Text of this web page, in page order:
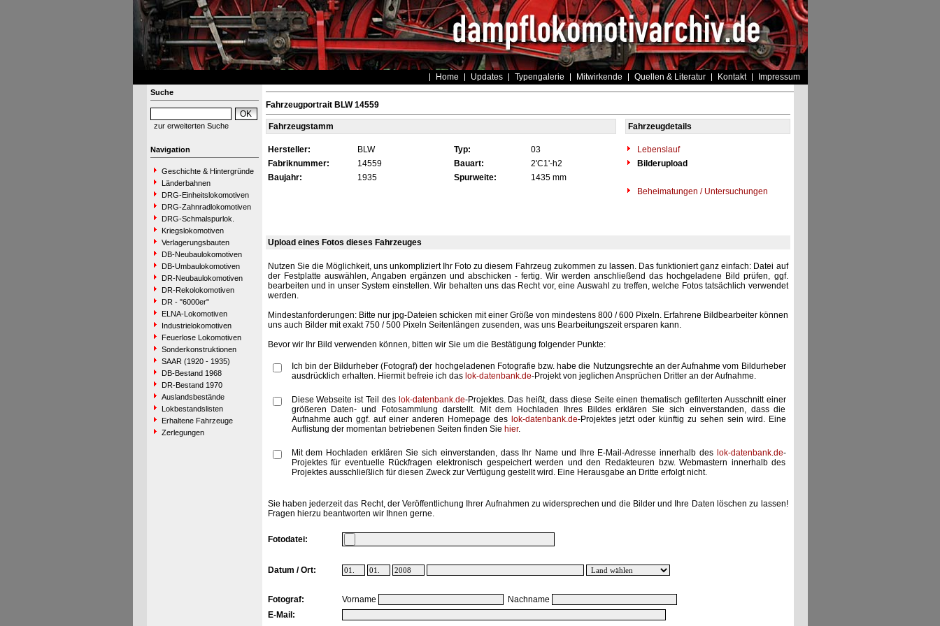
Home Updates Typengalerie Mitwirkende Quellen & Literatur Kontakt Impressum
Suche
zur erweiterten Suche
Navigation
Geschichte & Hintergründe
Länderbahnen
DRG-Einheitslokomotiven
DRG-Zahnradlokomotiven
DRG-Schmalspurlok.
Kriegslokomotiven
Verlagerungsbauten
DB-Neubaulokomotiven
DB-Umbaulokomotiven
DR-Neubaulokomotiven
DR-Rekolokomotiven
DR - "6000er"
ELNA-Lokomotiven
Industrielokomotiven
Feuerlose Lokomotiven
Sonderkonstruktionen
SAAR (1920 - 1935)
DB-Bestand 1968
DR-Bestand 1970
Auslandsbestände
Lokbestandslisten
Erhaltene Fahrzeuge
Zerlegungen
Fahrzeugportrait BLW 14559
Fahrzeugstamm Fahrzeugdetails
Hersteller: BLW Typ: 03
Lebenslauf
Fabriknummer:
14559 Bauart: 2'C1'-h2
Bilderupload
Baujahr:
1935 Spurweite:
1435 mm
Beheimatungen / Untersuchungen
Upload eines Fotos dieses Fahrzeuges
Nutzen Sie die Möglichkeit, uns unkompliziert Ihr Foto zu diesem Fahrzeug zukommen zu lassen. Das funktioniert ganz einfach: Datei auf
der Festplatte auswählen, Angaben ergänzen und abschicken - fertig. Wir werden anschließend das hochgeladene Bild prüfen, ggf.
bearbeiten und in unser System einstellen. Wir behalten uns das Recht vor, eine Auswahl zu treffen, welche Fotos tatsächlich verwendet
werden.
Mindestanforderungen: Bitte nur jpg-Dateien schicken mit einer Größe von mindestens 800 / 600 Pixeln. Erfahrene Bildbearbeiter können
uns auch Bilder mit exakt 750 / 500 Pixeln Seitenlängen zusenden, was uns Bearbeitungszeit ersparen kann.
Bevor wir Ihr Bild verwenden können, bitten wir Sie um die Bestätigung folgender Punkte:
Ich bin der Bildurheber (Fotograf) der hochgeladenen Fotografie bzw. habe die Nutzungsrechte an der Aufnahme vom Bildurheber
ausdrücklich erhalten. Hiermit befreie ich das lok-datenbank.de-Projekt von jeglichen Ansprüchen Dritter an der Aufnahme.
Diese Webseite ist Teil des lok-datenbank.de-Projektes. Das heißt, dass diese Seite einen thematisch gefilterten Ausschnitt einer
größeren Daten- und Fotosammlung darstellt. Mit dem Hochladen Ihres Bildes erklären Sie sich einverstanden, dass die
Aufnahme auch ggf. auf einer anderen Homepage des lok-datenbank.de-Projektes jetzt oder künftig zu sehen sein wird. Eine
Auflistung der momentan betriebenen Seiten finden Sie hier.
Mit dem Hochladen erklären Sie sich einverstanden, dass Ihr Name und Ihre E-Mail-Adresse innerhalb des lok-datenbank.de-
Projektes für eventuelle Rückfragen elektronisch gespeichert werden und den Redakteuren bzw. Webmastern innerhalb des
Projektes ausschließlich für diesen Zweck zur Verfügung gestellt wird. Eine Herausgabe an Dritte erfolgt nicht.
Sie haben jederzeit das Recht, der Veröffentlichung Ihrer Aufnahmen zu widersprechen und die Bilder und Ihre Daten löschen zu lassen!
Fragen hierzu beantworten wir Ihnen gerne.
Fotodatei:
Datum / Ort:
Fotograf: Vorname
Nachname
E-Mail: